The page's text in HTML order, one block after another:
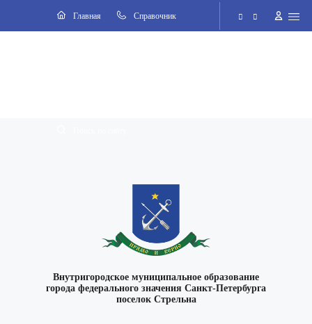
Главная Cправочник
Внутригородское муниципальное образование
города федерального значения Санкт-Петербурга
поселок Стрельна